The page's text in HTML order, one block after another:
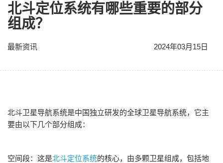
北斗定位系统有哪些重要的部分
组成？
最新资讯 2024年03月15日
北斗卫星导航系统是中国独立研发的全球卫星导航系统，它主
要由以下几个部分组成：
空间段：这是北斗定位系统的核心，由多颗卫星组成，包括地